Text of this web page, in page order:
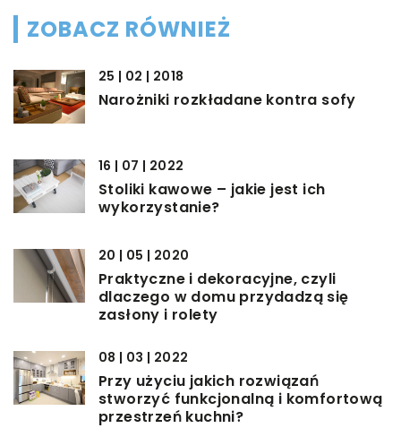
ZOBACZ RÓWNIEŻ
25 | 02 | 2018
Narożniki rozkładane kontra sofy
16 | 07 | 2022
Stoliki kawowe – jakie jest ich
wykorzystanie?
20 | 05 | 2020
Praktyczne i dekoracyjne, czyli
dlaczego w domu przydadzą się
zasłony i rolety
08 | 03 | 2022
Przy użyciu jakich rozwiązań
stworzyć funkcjonalną i komfortową
przestrzeń kuchni?